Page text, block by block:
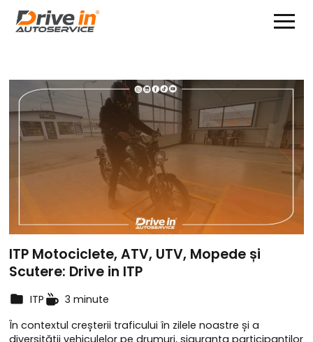
ITP Motociclete, ATV, UTV, Mopede și
Scutere: Drive in ITP
ITP
3 minute
În contextul creșterii traficului în zilele noastre și a